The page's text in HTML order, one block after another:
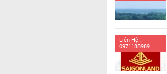
Liên Hệ :
0971188989